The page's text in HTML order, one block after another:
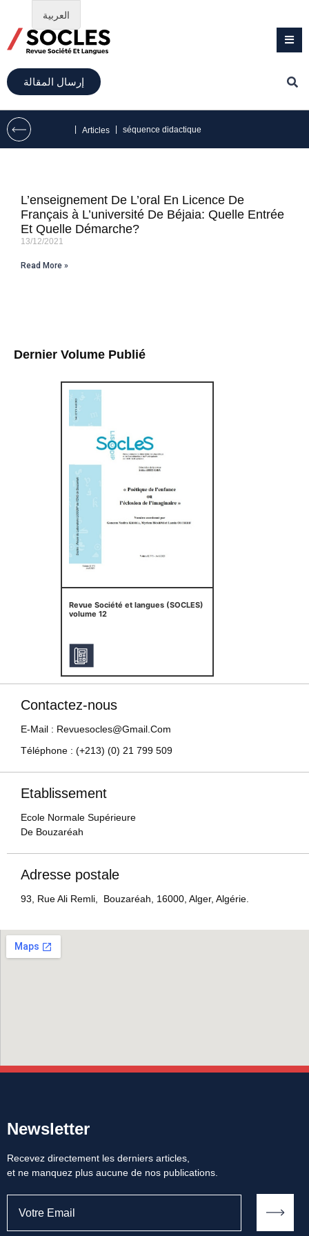
إرسال المقالة
Articles séquence didactique
Dernier Volume Publié
Revue Société et langues (SOCLES)
volume 12
L’enseignement De L’oral En Licence De
Français à L’université De Béjaia: Quelle Entrée
Et Quelle Démarche?
13/12/2021
Read More »
Contactez-nous
E-Mail : Revuesocles@gmail.com
Téléphone : (+213) (0) 21 799 509
Etablissement
Ecole Normale Supérieure
De Bouzaréah
Adresse postale
93, Rue Ali Remli, Bouzaréah, 16000, Alger, Algérie.
Newsletter
Recevez directement les derniers articles,
et ne manquez plus aucune de nos publications.
العربية